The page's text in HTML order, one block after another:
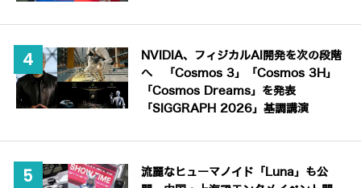
NVIDIA、フィジカルAI開発を次の段階
へ 「Cosmos 3」「Cosmos 3H」
「Cosmos Dreams」を発表
「SIGGRAPH 2026」基調講演
流麗なヒューマノイド「Luna」も公